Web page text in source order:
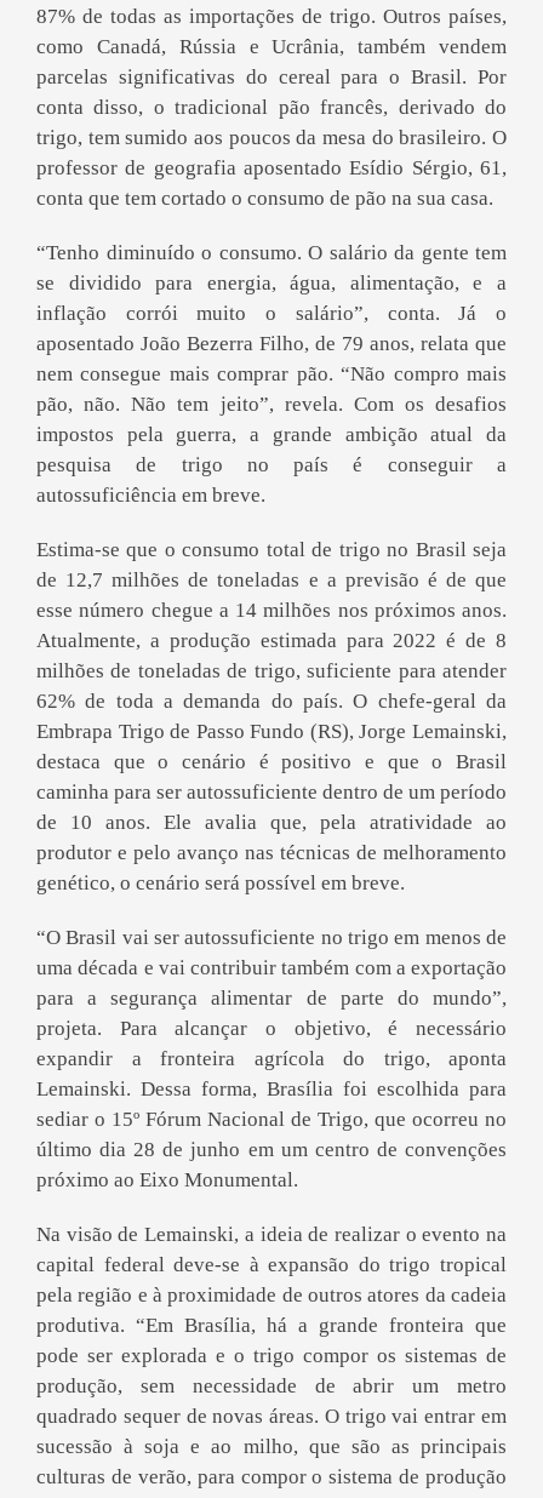
87% de todas as importações de trigo. Outros países,
como Canadá, Rússia e Ucrânia, também vendem
parcelas significativas do cereal para o Brasil. Por
conta disso, o tradicional pão francês, derivado do
trigo, tem sumido aos poucos da mesa do brasileiro. O
professor de geografia aposentado Esídio Sérgio, 61,
conta que tem cortado o consumo de pão na sua casa.
“Tenho diminuído o consumo. O salário da gente tem
se dividido para energia, água, alimentação, e a
inflação corrói muito o salário”, conta. Já o
aposentado João Bezerra Filho, de 79 anos, relata que
nem consegue mais comprar pão. “Não compro mais
pão, não. Não tem jeito”, revela. Com os desafios
impostos pela guerra, a grande ambição atual da
pesquisa de trigo no país é conseguir a
autossuficiência em breve.
Estima-se que o consumo total de trigo no Brasil seja
de 12,7 milhões de toneladas e a previsão é de que
esse número chegue a 14 milhões nos próximos anos.
Atualmente, a produção estimada para 2022 é de 8
milhões de toneladas de trigo, suficiente para atender
62% de toda a demanda do país. O chefe-geral da
Embrapa Trigo de Passo Fundo (RS), Jorge Lemainski,
destaca que o cenário é positivo e que o Brasil
caminha para ser autossuficiente dentro de um período
de 10 anos. Ele avalia que, pela atratividade ao
produtor e pelo avanço nas técnicas de melhoramento
genético, o cenário será possível em breve.
“O Brasil vai ser autossuficiente no trigo em menos de
uma década e vai contribuir também com a exportação
para a segurança alimentar de parte do mundo”,
projeta. Para alcançar o objetivo, é necessário
expandir a fronteira agrícola do trigo, aponta
Lemainski. Dessa forma, Brasília foi escolhida para
sediar o 15º Fórum Nacional de Trigo, que ocorreu no
último dia 28 de junho em um centro de convenções
próximo ao Eixo Monumental.
Na visão de Lemainski, a ideia de realizar o evento na
capital federal deve-se à expansão do trigo tropical
pela região e à proximidade de outros atores da cadeia
produtiva. “Em Brasília, há a grande fronteira que
pode ser explorada e o trigo compor os sistemas de
produção, sem necessidade de abrir um metro
quadrado sequer de novas áreas. O trigo vai entrar em
sucessão à soja e ao milho, que são as principais
culturas de verão, para compor o sistema de produção